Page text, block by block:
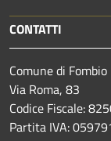
CONTATTI
Comune di Fombio
Via Roma, 83
Codice Fiscale:
Partita IVA: